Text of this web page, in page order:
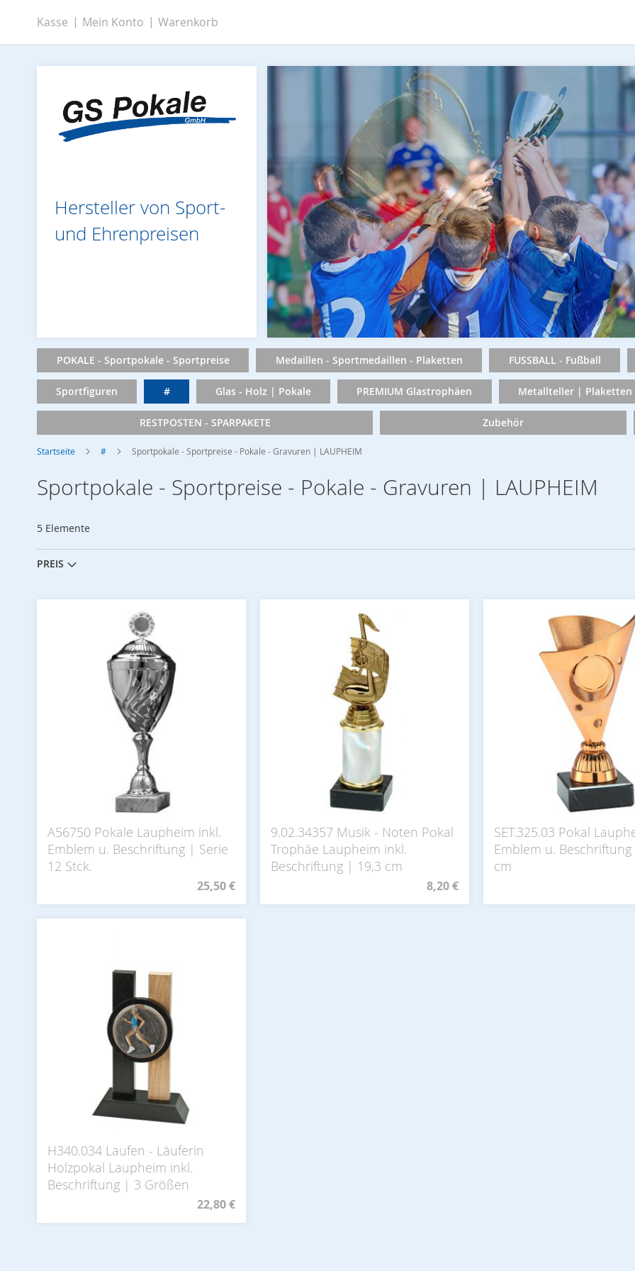
Zum
Inhalt
springen
Kasse Mein Konto Warenkorb
Hersteller von Sport-
und Ehrenpreisen
POKALE - Sportpokale - Sportpreise Medaillen - Sportmedaillen - Plaketten FUSSBALL - Fußball
Sportfiguren # Glas - Holz | Pokale PREMIUM Glastrophäen Metallteller | Plaketten
RESTPOSTEN - SPARPAKETE Zubehör
Startseite # Sportpokale - Sportpreise - Pokale - Gravuren | LAUPHEIM
Sportpokale - Sportpreise - Pokale - Gravuren | LAUPHEIM
PREIS
5 Elemente
A56750 Pokale Laupheim inkl.
Emblem u. Beschriftung | Serie
12 Stck.
25,50 €
9.02.34357 Musik - Noten Pokal
Trophäe Laupheim inkl.
Beschriftung | 19,3 cm
8,20 €
SET.325.03 Pokal
Emblem u.
cm
H340.034 Laufen - Läuferin
Holzpokal Laupheim inkl.
Beschriftung | 3 Größen
22,80 €